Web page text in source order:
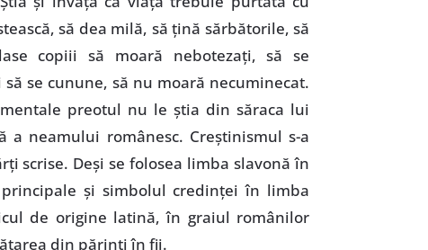
să dea milă, să ţină sărbătorile, să
copiii să moară nebotezaţi, să se
se cunune, să nu moară necuminecat.
preotul nu le ştia din săraca lui
neamului românesc. Creştinismul s-a
scrise. Deşi se folosea limba slavonă în
şi simbolul credinţei în limba
de origine latină, în graiul românilor
din părinţi în fii.